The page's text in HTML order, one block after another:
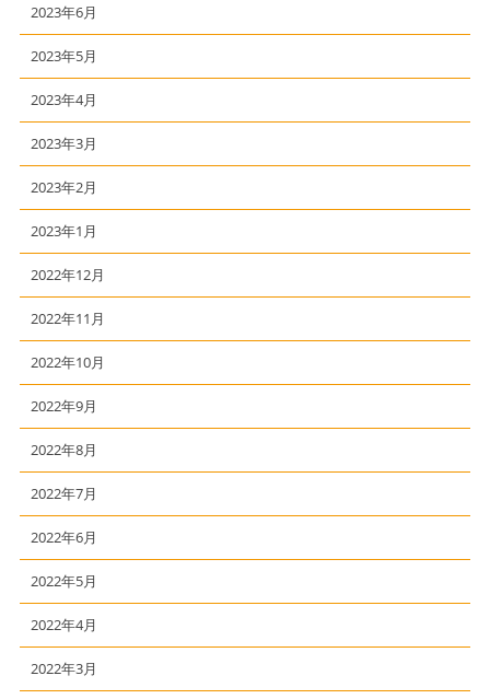
2023年6月
2023年5月
2023年4月
2023年3月
2023年2月
2023年1月
2022年12月
2022年11月
2022年10月
2022年9月
2022年8月
2022年7月
2022年6月
2022年5月
2022年4月
2022年3月